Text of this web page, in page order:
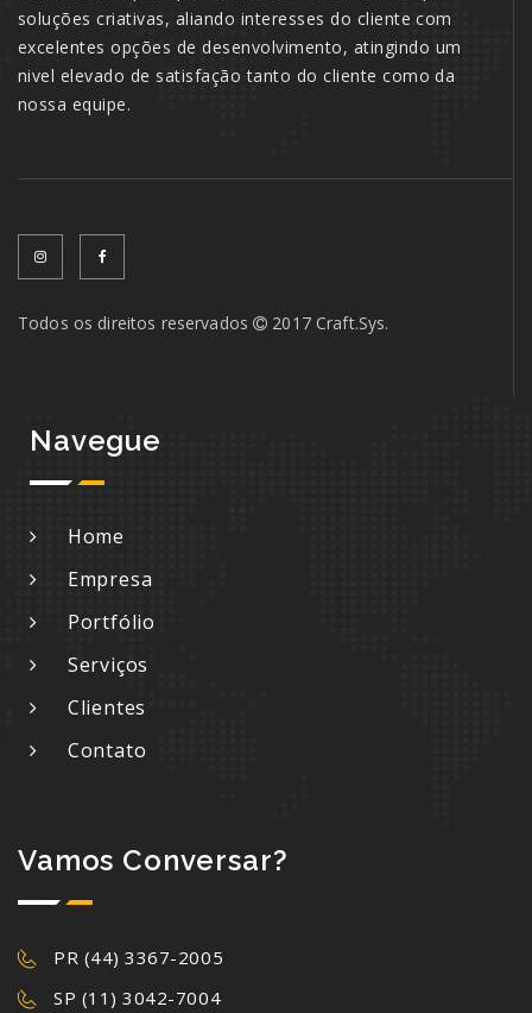
soluções criativas, aliando interesses do cliente com
excelentes opções de desenvolvimento, atingindo um
nivel elevado de satisfação tanto do cliente como da
nossa equipe.
Todos os direitos reservados 2017 Craft.Sys.
Navegue
Home
Empresa
Portfólio
Serviços
Clientes
Contato
Vamos Conversar?
PR (44) 3367-2005
SP (11) 3042-7004